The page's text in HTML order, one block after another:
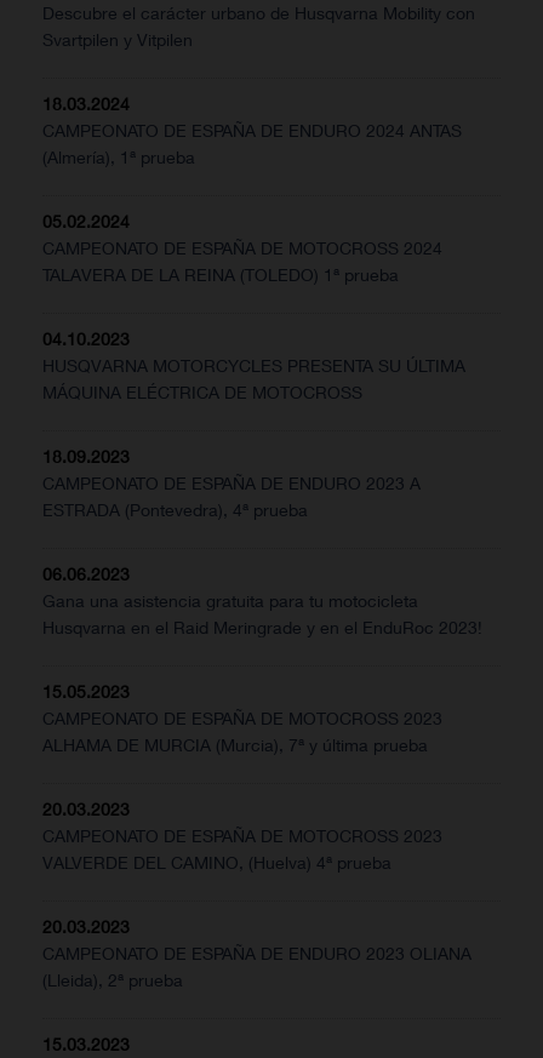
Descubre el carácter urbano de Husqvarna Mobility con
Svartpilen y Vitpilen
18.03.2024
CAMPEONATO DE ESPAÑA DE ENDURO 2024 ANTAS
(Almería), 1ª prueba
05.02.2024
CAMPEONATO DE ESPAÑA DE MOTOCROSS 2024
TALAVERA DE LA REINA (TOLEDO) 1ª prueba
04.10.2023
HUSQVARNA MOTORCYCLES PRESENTA SU ÚLTIMA
MÁQUINA ELÉCTRICA DE MOTOCROSS
18.09.2023
CAMPEONATO DE ESPAÑA DE ENDURO 2023 A
ESTRADA (Pontevedra), 4ª prueba
06.06.2023
Gana una asistencia gratuita para tu motocicleta
Husqvarna en el Raid Meringrade y en el EnduRoc 2023!
15.05.2023
CAMPEONATO DE ESPAÑA DE MOTOCROSS 2023
ALHAMA DE MURCIA (Murcia), 7ª y última prueba
20.03.2023
CAMPEONATO DE ESPAÑA DE MOTOCROSS 2023
VALVERDE DEL CAMINO, (Huelva) 4ª prueba
20.03.2023
CAMPEONATO DE ESPAÑA DE ENDURO 2023 OLIANA
(Lleida), 2ª prueba
15.03.2023